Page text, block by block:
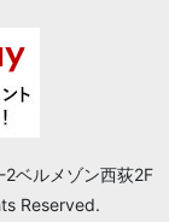
ベルメゾン西荻2F
Reserved.